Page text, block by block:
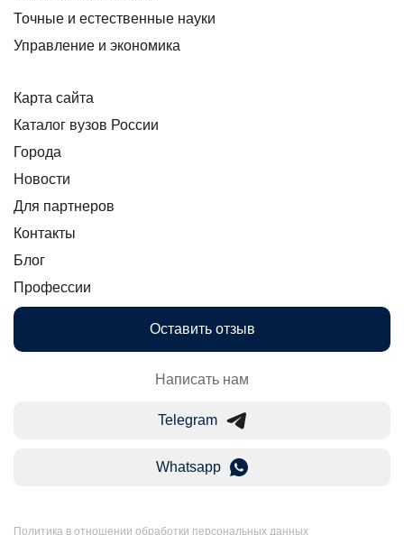
Точные и естественные науки
Управление и экономика
Карта сайта
Каталог вузов России
Города
Новости
Для партнеров
Контакты
Блог
Профессии
Оставить отзыв
Написать нам
Telegram
Whatsapp
Политика в отношении обработки персональных данных